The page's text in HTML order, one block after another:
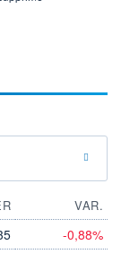
VAR.
-0,88%